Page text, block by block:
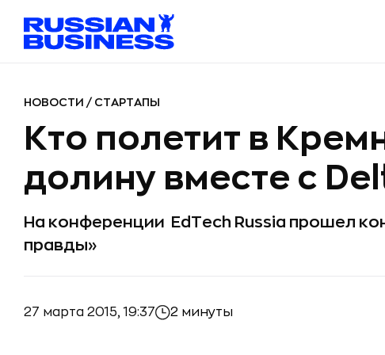
НОВОСТИ / СТАРТАПЫ
Кто полетит в
долину вместе с
На конференции EdTech Russia прошел
правды»
27 марта 2015, 19:37 2 минуты